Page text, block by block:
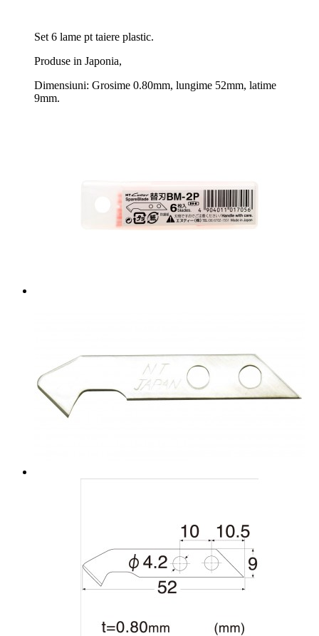
Set 6 lame pt taiere plastic.
Produse in Japonia,
Dimensiuni: Grosime 0.80mm, lungime 52mm, latime
9mm.